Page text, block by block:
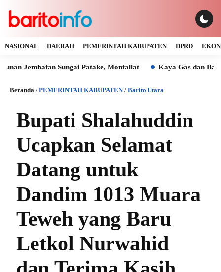
NASIONAL DAERAH PEMERINTAH KABUPATEN DPRD
Sungai Patake, Montallat Kaya Gas dan Batu Bara
Beranda / PEMERINTAH KABUPATEN/ Barito Utara
Bupati Shalahuddin
Ucapkan Selamat
Datang untuk
Dandim 1013 Muara
Teweh yang Baru
Letkol Nurwahid